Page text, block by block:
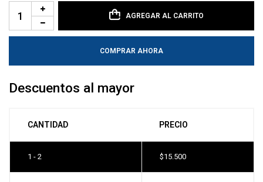
AGREGAR AL CARRITO
COMPRAR AHORA
Descuentos al mayor
CANTIDAD PRECIO
1 - 2 $15.500